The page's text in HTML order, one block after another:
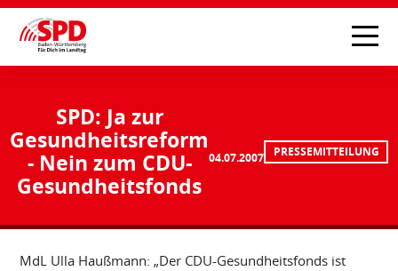
SPD: Ja zur
Gesundheitsreform
- Nein zum CDU-
Gesundheitsfonds
04.07.2007 PRESSEMITTEILUNG
MdL Ulla Haußmann: „Der CDU-Gesundheitsfonds ist